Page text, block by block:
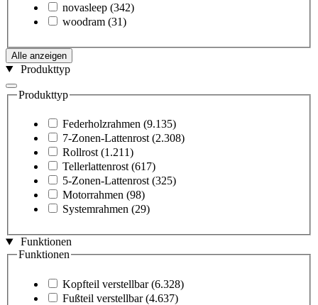
novasleep (342)
woodram (31)
Alle anzeigen
Produkttyp
Produkttyp
Federholzrahmen (9.135)
7-Zonen-Lattenrost (2.308)
Rollrost (1.211)
Tellerlattenrost (617)
5-Zonen-Lattenrost (325)
Motorrahmen (98)
Systemrahmen (29)
Funktionen
Funktionen
Kopfteil verstellbar (6.328)
Fußteil verstellbar (4.637)